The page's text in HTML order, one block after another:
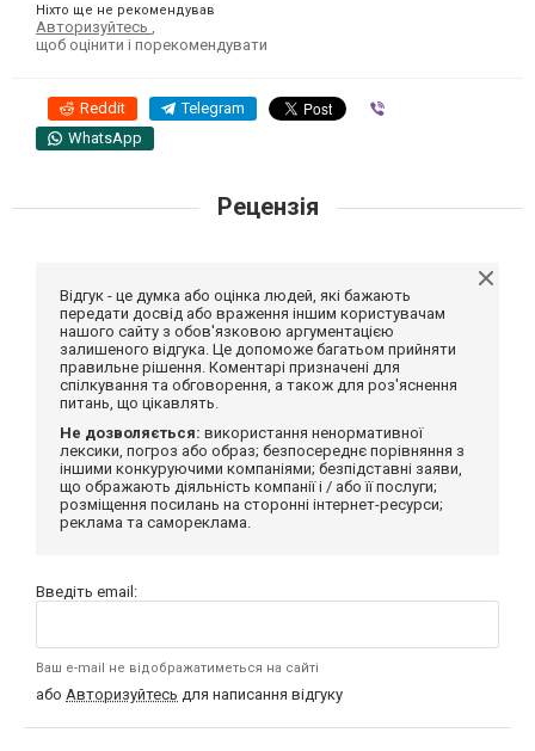
Ніхто ще не рекомендував
Авторизуйтесь
щоб оцінити і порекомендувати
Reddit Telegram
WhatsApp
Рецензія
Відгук - це думка або оцінка людей, які бажають
передати досвід або враження іншим користувачам
нашого сайту з обов'язковою аргументацією
залишеного відгука. Це допоможе багатьом прийняти
правильне рішення. Коментарі призначені для
спілкування та обговорення, а також для роз'яснення
питань, що цікавлять.
Не дозволяється: використання ненормативної
лексики, погроз або образ; безпосереднє порівняння з
іншими конкуруючими компаніями; безпідставні заяви,
що ображають діяльність компанії і / або її послуги;
розміщення посилань на сторонні інтернет-ресурси;
реклама та самореклама.
Введіть email:
Ваш e-mail не відображатиметься на сайті
або Авторизуйтесь для написання відгуку